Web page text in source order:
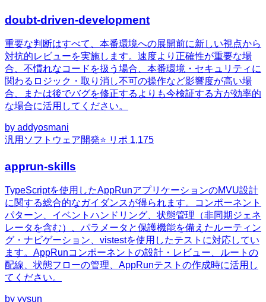
doubt-driven-development
重要な判断はすべて、本番環境への展開前に新しい視点から
対抗的レビューを実施します。速度より正確性が重要な場
合、不慣れなコードを扱う場合、本番環境・セキュリティに
関わるロジック・取り消し不可の操作など影響度が高い場
合、または後でバグを修正するよりも今検証する方が効率的
な場合に活用してください。
by addyosmani
汎用 ソフトウェア開発⭐ リポ 1,175
apprun-skills
TypeScriptを使用したAppRunアプリケーションのMVU設計
に関する総合的なガイダンスが得られます。コンポーネント
パターン、イベントハンドリング、状態管理（非同期ジェネ
レータを含む）、パラメータと保護機能を備えたルーティン
グ・ナビゲーション、vistestを使用したテストに対応してい
ます。AppRunコンポーネントの設計・レビュー、ルートの
配線、状態フローの管理、AppRunテストの作成時に活用し
てください。
by yysun